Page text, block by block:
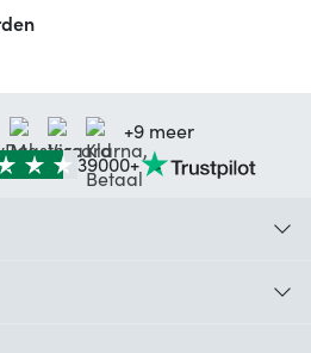
+9 meer
39000+